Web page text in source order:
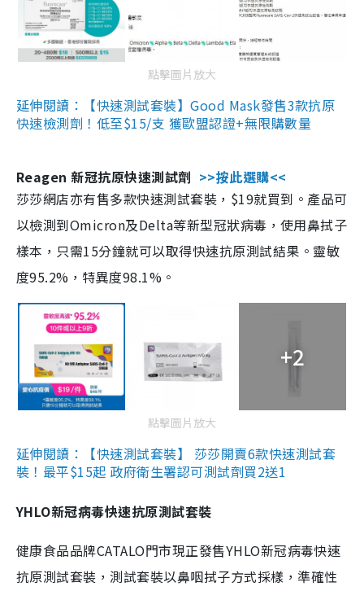
點擊圖片放大
延伸閱讀：【快速測試套裝】Good Mask發售3款抗原
快速檢測劑！低至$15/支 獲歐盟認證+無限購數量
Reagen 新冠抗原快速測試劑 >>按此選購<<
莎莎網店亦有售多款快速測試套裝，$19就買到。產品可
以檢測到Omicron及Delta等新型冠狀病毒，使用鼻拭子
樣本，只需15分鐘就可以取得快速抗原測試結果。靈敏
度95.2%，特異度98.1%。
+2
點擊圖片放大
延伸閱讀：【快速測試套裝】 莎莎開賣6款快速測試套
裝！最平$15起 政府衛生署認可測試劑買2送1
YHLO新冠病毒快速抗原測試套裝
健康食品品牌CATALO門市現正發售YHLO新冠病毒快速
抗原測試套裝，測試套裝以鼻咽拭子方式採樣，準確性